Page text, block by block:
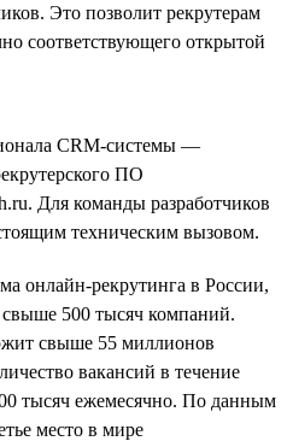
Это позволит рекрутерам
соответствующего открытой
CRM-системы —
ПО
Для команды разработчиков
техническим вызовом.
онлайн-рекрутинга в России,
500 тысяч компаний.
свыше 55 миллионов
вакансий в течение
тысяч ежемесячно. По данным
место в мире